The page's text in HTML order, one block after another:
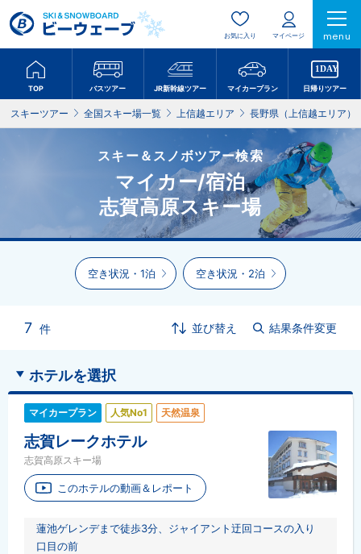
お気に入り マイページ menu
TOP バスツアー JR新幹線ツアー マイカープラン 日帰りツアー
スキーツアー 全国スキー場一覧 上信越エリア 長野県（上信越エリア）
スキー＆スノボツアー検索
マイカー/宿泊
志賀高原スキー場
空き状況・1泊 空き状況・2泊
7 件 並び替え 結果条件変更
ホテルを選択
マイカープラン 人気No1 天然温泉
志賀レークホテル
志賀高原スキー場
このホテルの動画＆レポート
蓮池ゲレンデまで徒歩3分、ジャイアント迂回コースの入り
口目の前